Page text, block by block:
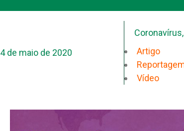
4 de maio de 2020
Coronavírus,
Artigo
Vídeo